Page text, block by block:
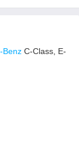
Benz C-Class, E-